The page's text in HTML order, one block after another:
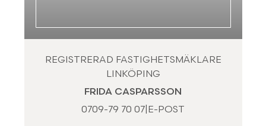
REGISTRERAD FASTIGHETSMÄKLARE
LINKÖPING
FRIDA CASPARSSON
0709-79 70 07 E-POST